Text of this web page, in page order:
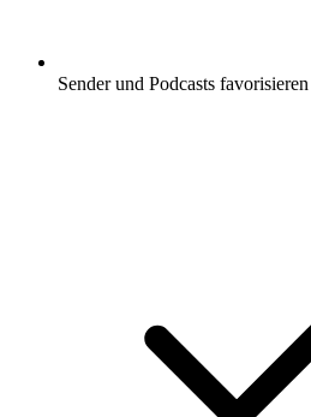
Sender und Podcasts favorisieren